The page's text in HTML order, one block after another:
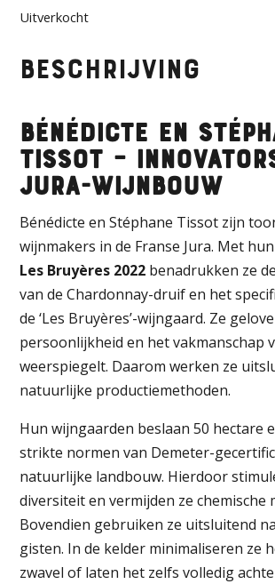
Uitverkocht
Beschrijving
Bénédicte en
Tissot –
Jura-wijnbouw
Bénédicte en Stéphane Tissot zijn
wijnmakers in de Franse Jura. Met hun
Les Bruyères 2022 benadrukken ze
van de Chardonnay-druif en het
de ‘Les Bruyères’-wijngaard. Ze
persoonlijkheid en het vakmanschap
weerspiegelt. Daarom werken ze
natuurlijke productiemethoden.
Hun wijngaarden beslaan 50 hectare
strikte normen van Demeter-
natuurlijke landbouw. Hierdoor
diversiteit en vermijden ze chemische
Bovendien gebruiken ze uitsluitend
gisten. In de kelder minimaliseren ze
zwavel of laten het zelfs volledig